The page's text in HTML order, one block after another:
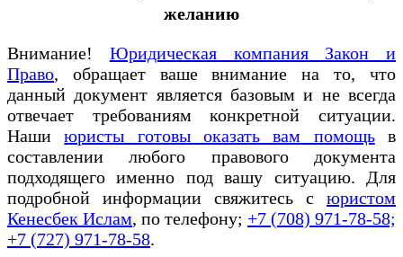
желанию
Внимание! Юридическая компания Закон и
Право, обращает ваше внимание на то, что
данный документ является базовым и не всегда
отвечает требованиям конкретной ситуации.
Нашиюристы готовы оказать вам помощьв
составлении любого правового документа
подходящего именно под вашу ситуацию. Для
подробной информации свяжитесь с юристом
Кенесбек Ислам, по телефону; +7 (708) 971-78-58;
+7 (727) 971-78-58.